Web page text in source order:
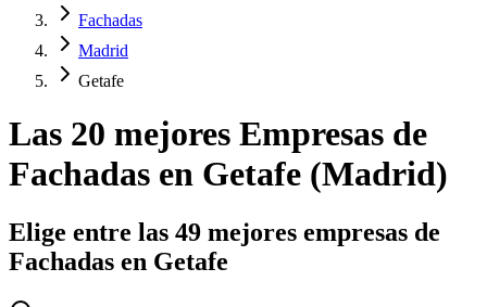
Fachadas
Madrid
Getafe
Las 20 mejores Empresas de
Fachadas en Getafe (Madrid)
Elige entre las 49 mejores empresas de
Fachadas en Getafe